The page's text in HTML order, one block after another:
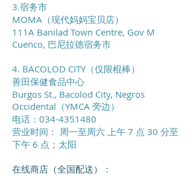
3.宿务市
MOMA（现代妈妈宝贝店）
111A Banilad Town Centre, Gov M
Cuenco, 巴尼拉德宿务市
4. BACOLOD CITY（仅限棍棒）
善田保健食品中心
Burgos St., Bacolod City, Negros
Occidental（YMCA 旁边）
电话：034-4351480
营业时间： 周一至周六 上午 7 点 30 分至
下午 6 点；太阳
在线商店（全国配送）：